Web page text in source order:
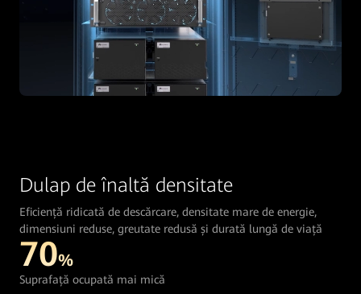
Dulap de înaltă densitate
Eficiență ridicată de descărcare, densitate mare de energie,
dimensiuni reduse, greutate redusă și durată lungă de viață
70%
Suprafață ocupată mai mică